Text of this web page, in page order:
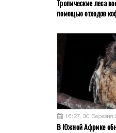
Тропические леса
помощью отходов
16:27, 30 Березня
В Южной Африке